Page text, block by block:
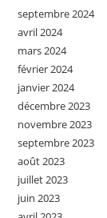
septembre 2024
avril 2024
mars 2024
février 2024
janvier 2024
décembre 2023
novembre 2023
septembre 2023
août 2023
juillet 2023
juin 2023